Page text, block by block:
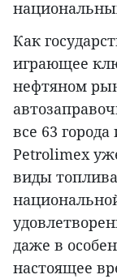
Как
играющее
нефтяном
все 63
Petrolimex
виды
даже в
настоящее